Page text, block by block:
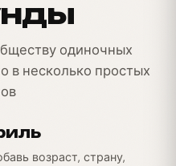
одиночных
в несколько простых
возраст, страну,